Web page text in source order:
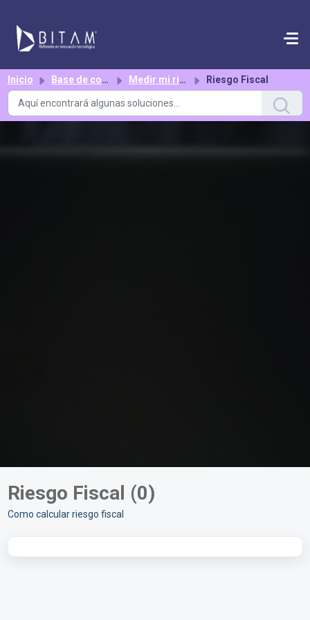
Inicio Base de conocimientos Medir mi riesgo fiscal Riesgo Fiscal
Riesgo Fiscal (0)
Como calcular riesgo fiscal